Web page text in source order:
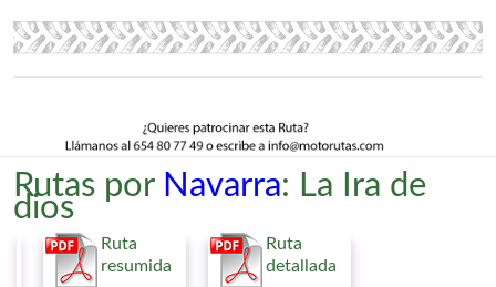
Rutas por Navarra: La Ira de
dios
Ruta
resumida
Ruta
detallada